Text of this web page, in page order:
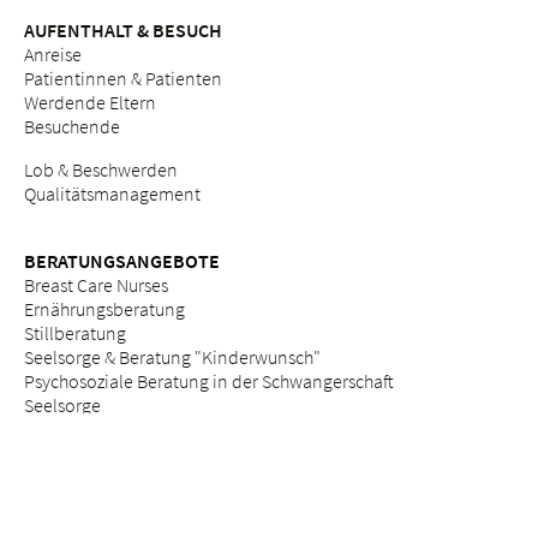
AUFENTHALT & BESUCH
Anreise
Patientinnen & Patienten
Werdende Eltern
Besuchende
Lob & Beschwerden
Qualitätsmanagement
BERATUNGSANGEBOTE
Breast Care Nurses
Ernährungsberatung
Stillberatung
Seelsorge & Beratung "Kinderwunsch"
Psychosoziale Beratung in der Schwangerschaft
Seelsorge